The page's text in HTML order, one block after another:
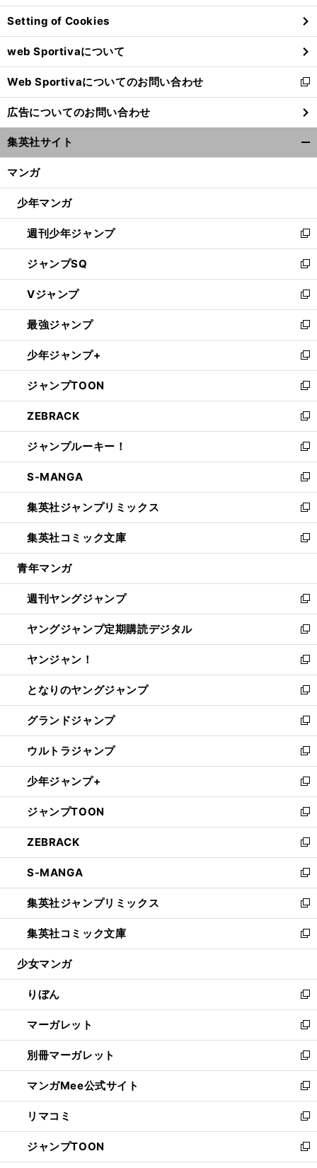
ン
ド
ウ
で
開
く
Setting of Cookies
web Sportivaについて
Web Sportivaについてのお問い合わせ
新
し
い
ウ
ィ
ン
ウ
開
く
広告についてのお問い合わせ
集英社サイト
マンガ
少年マンガ
週刊少年ジャンプ
新
し
い
ウ
ィ
ン
ド
ウ
で
開
く
ジャンプSQ
新
し
い
ウ
ィ
ン
ド
ウ
で
開
く
Vジャンプ
新
し
い
ウ
ィ
ン
ド
ウ
で
開
く
最強ジャンプ
新
し
い
ウ
ィ
ン
ド
ウ
で
開
く
少年ジャンプ+
新
し
い
ウ
ィ
ン
ド
ウ
で
開
く
ジャンプTOON
新
し
い
ウ
ィ
ン
ド
ウ
で
開
く
ZEBRACK
新
し
い
ウ
ィ
ン
ド
ウ
で
開
ジャンプルーキー！
新
し
い
ウ
ィ
ン
ド
ウ
開
く
S-MANGA
新
し
い
ウ
ィ
ン
ウ
で
開
く
集英社ジャンプリミックス
新
し
い
ウ
ン
ド
ウ
で
開
く
集英社コミック文庫
新
し
ウ
ィ
ン
ド
ウ
で
開
く
青年マンガ
週刊ヤングジャンプ
新
し
い
ウ
ィ
ン
ド
ウ
で
開
く
ヤングジャンプ定期購読デジタル
新
し
い
ウ
ィ
ン
ド
ウ
で
開
く
ヤンジャン！
新
し
い
ウ
ィ
ン
ド
ウ
で
開
く
となりのヤングジャンプ
新
し
い
ウ
ィ
ン
ド
ウ
で
開
く
グランドジャンプ
新
し
い
ウ
ィ
ン
ド
ウ
で
開
く
ウルトラジャンプ
新
し
い
ウ
ィ
ン
ド
ウ
で
開
く
少年ジャンプ+
新
し
い
ウ
ィ
ン
ド
ウ
で
開
く
ジャンプTOON
新
し
い
ウ
ィ
ン
ド
ウ
で
開
ZEBRACK
新
し
い
ウ
ィ
ン
ド
ウ
開
く
S-MANGA
新
し
い
ウ
ィ
ン
ウ
で
開
く
集英社ジャンプリミックス
新
し
い
ウ
ン
ド
ウ
で
開
く
集英社コミック文庫
新
し
ウ
ィ
ン
ド
ウ
で
開
く
少女マンガ
りぼん
新
し
い
ウ
ィ
ン
ド
ウ
で
開
く
マーガレット
新
し
い
ウ
ィ
ン
ド
ウ
で
開
別冊マーガレット
新
し
い
ウ
ィ
ン
ド
ウ
マンガMee公式サイト
新
し
い
ウ
ィ
ン
リマコミ
新
し
い
ウ
ジャンプTOON
新
し